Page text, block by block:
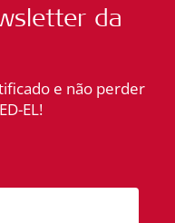
da
e não perder
EL!